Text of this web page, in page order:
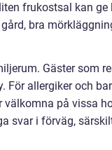
frukostsal kan ge
bra
Gäster som
För allergiker och
på vissa
svar i förväg,